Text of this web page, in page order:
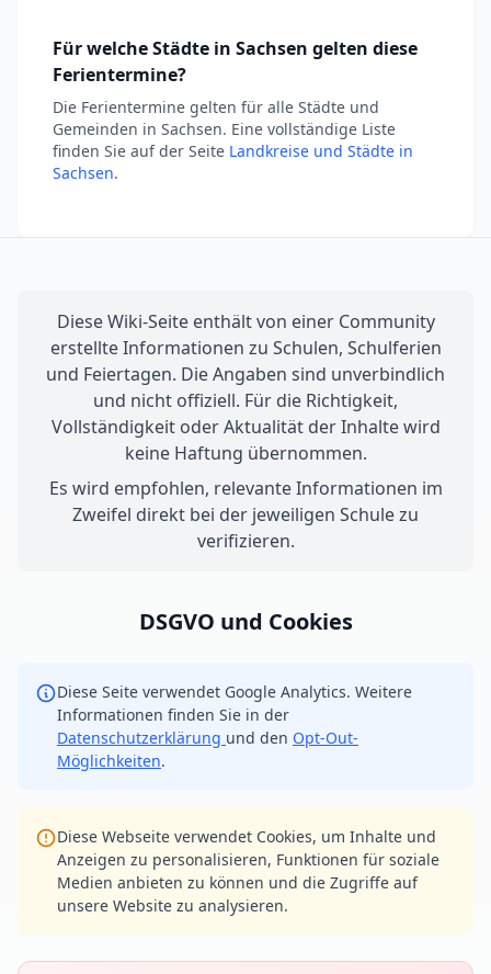
Für welche Städte in Sachsen gelten diese
Ferientermine?
Die Ferientermine gelten für alle Städte und
Gemeinden in Sachsen. Eine vollständige Liste
finden Sie auf der Seite Landkreise und Städte in
Sachsen.
Diese Wiki-Seite enthält von einer Community
erstellte Informationen zu Schulen, Schulferien
und Feiertagen. Die Angaben sind unverbindlich
und nicht offiziell. Für die Richtigkeit,
Vollständigkeit oder Aktualität der Inhalte wird
keine Haftung übernommen.
Es wird empfohlen, relevante Informationen im
Zweifel direkt bei der jeweiligen Schule zu
verifizieren.
DSGVO und Cookies
Diese Seite verwendet Google Analytics. Weitere
Informationen finden Sie in der
Datenschutzerklärung und den Opt-Out-
Möglichkeiten.
Diese Webseite verwendet Cookies, um Inhalte und
Anzeigen zu personalisieren, Funktionen für soziale
Medien anbieten zu können und die Zugriffe auf
unsere Website zu analysieren.